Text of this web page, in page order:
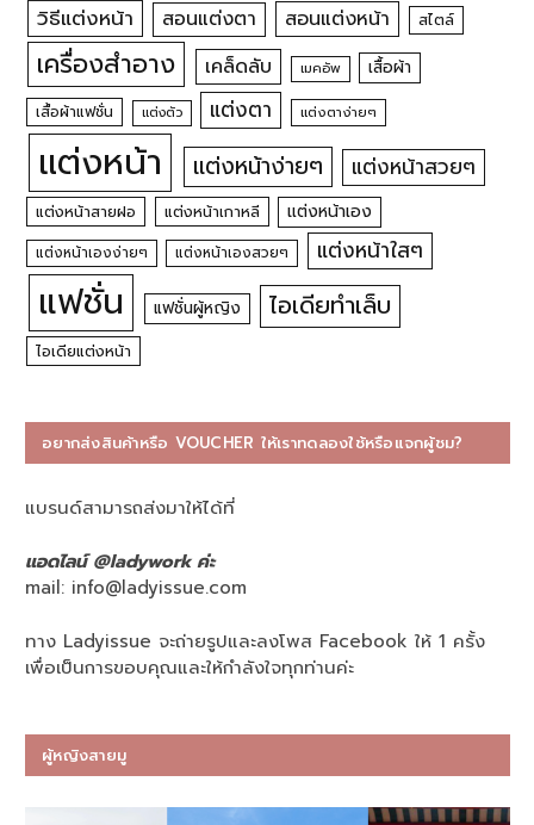
วิธีแต่งหน้า
สอนแต่งตา สอนแต่งหน้า สไตล์
เครื่องสำอาง เคล็ดลับ เมคอัพ เสื้อผ้า
เสื้อผ้าแฟชั่น แต่งตัว แต่งตา แต่งตาง่ายๆ
แต่งหน้า แต่งหน้าง่ายๆ แต่งหน้าสวยๆ
แต่งหน้าสายฝอ แต่งหน้าเกาหลี แต่งหน้าเอง
แต่งหน้าเองง่ายๆ แต่งหน้าเองสวยๆ แต่งหน้าใสๆ
แฟชั่น แฟชั่นผู้หญิง ไอเดียทำเล็บ
ไอเดียแต่งหน้า
อยากส่งสินค้าหรือ VOUCHER ให้เราทดลองใช้หรือแจกผู้ชม?
แบรนด์สามารถส่งมาให้ได้ที่
แอดไลน์ @ladywork ค่ะ
mail: info@ladyissue.com
ทาง Ladyissue จะถ่ายรูปและลงโพส Facebook ให้ 1 ครั้ง
เพื่อเป็นการขอบคุณและให้กำลังใจทุกท่านค่ะ
ผู้หญิงสายมู